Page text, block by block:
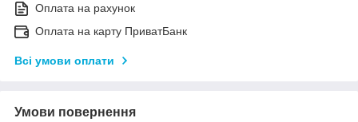
Оплата на рахунок
Оплата на карту ПриватБанк
Всі умови оплати
Умови повернення